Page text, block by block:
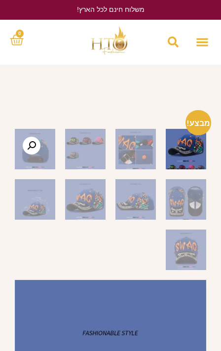
משלוח חינם לכל הארץ!
0
מבצע!